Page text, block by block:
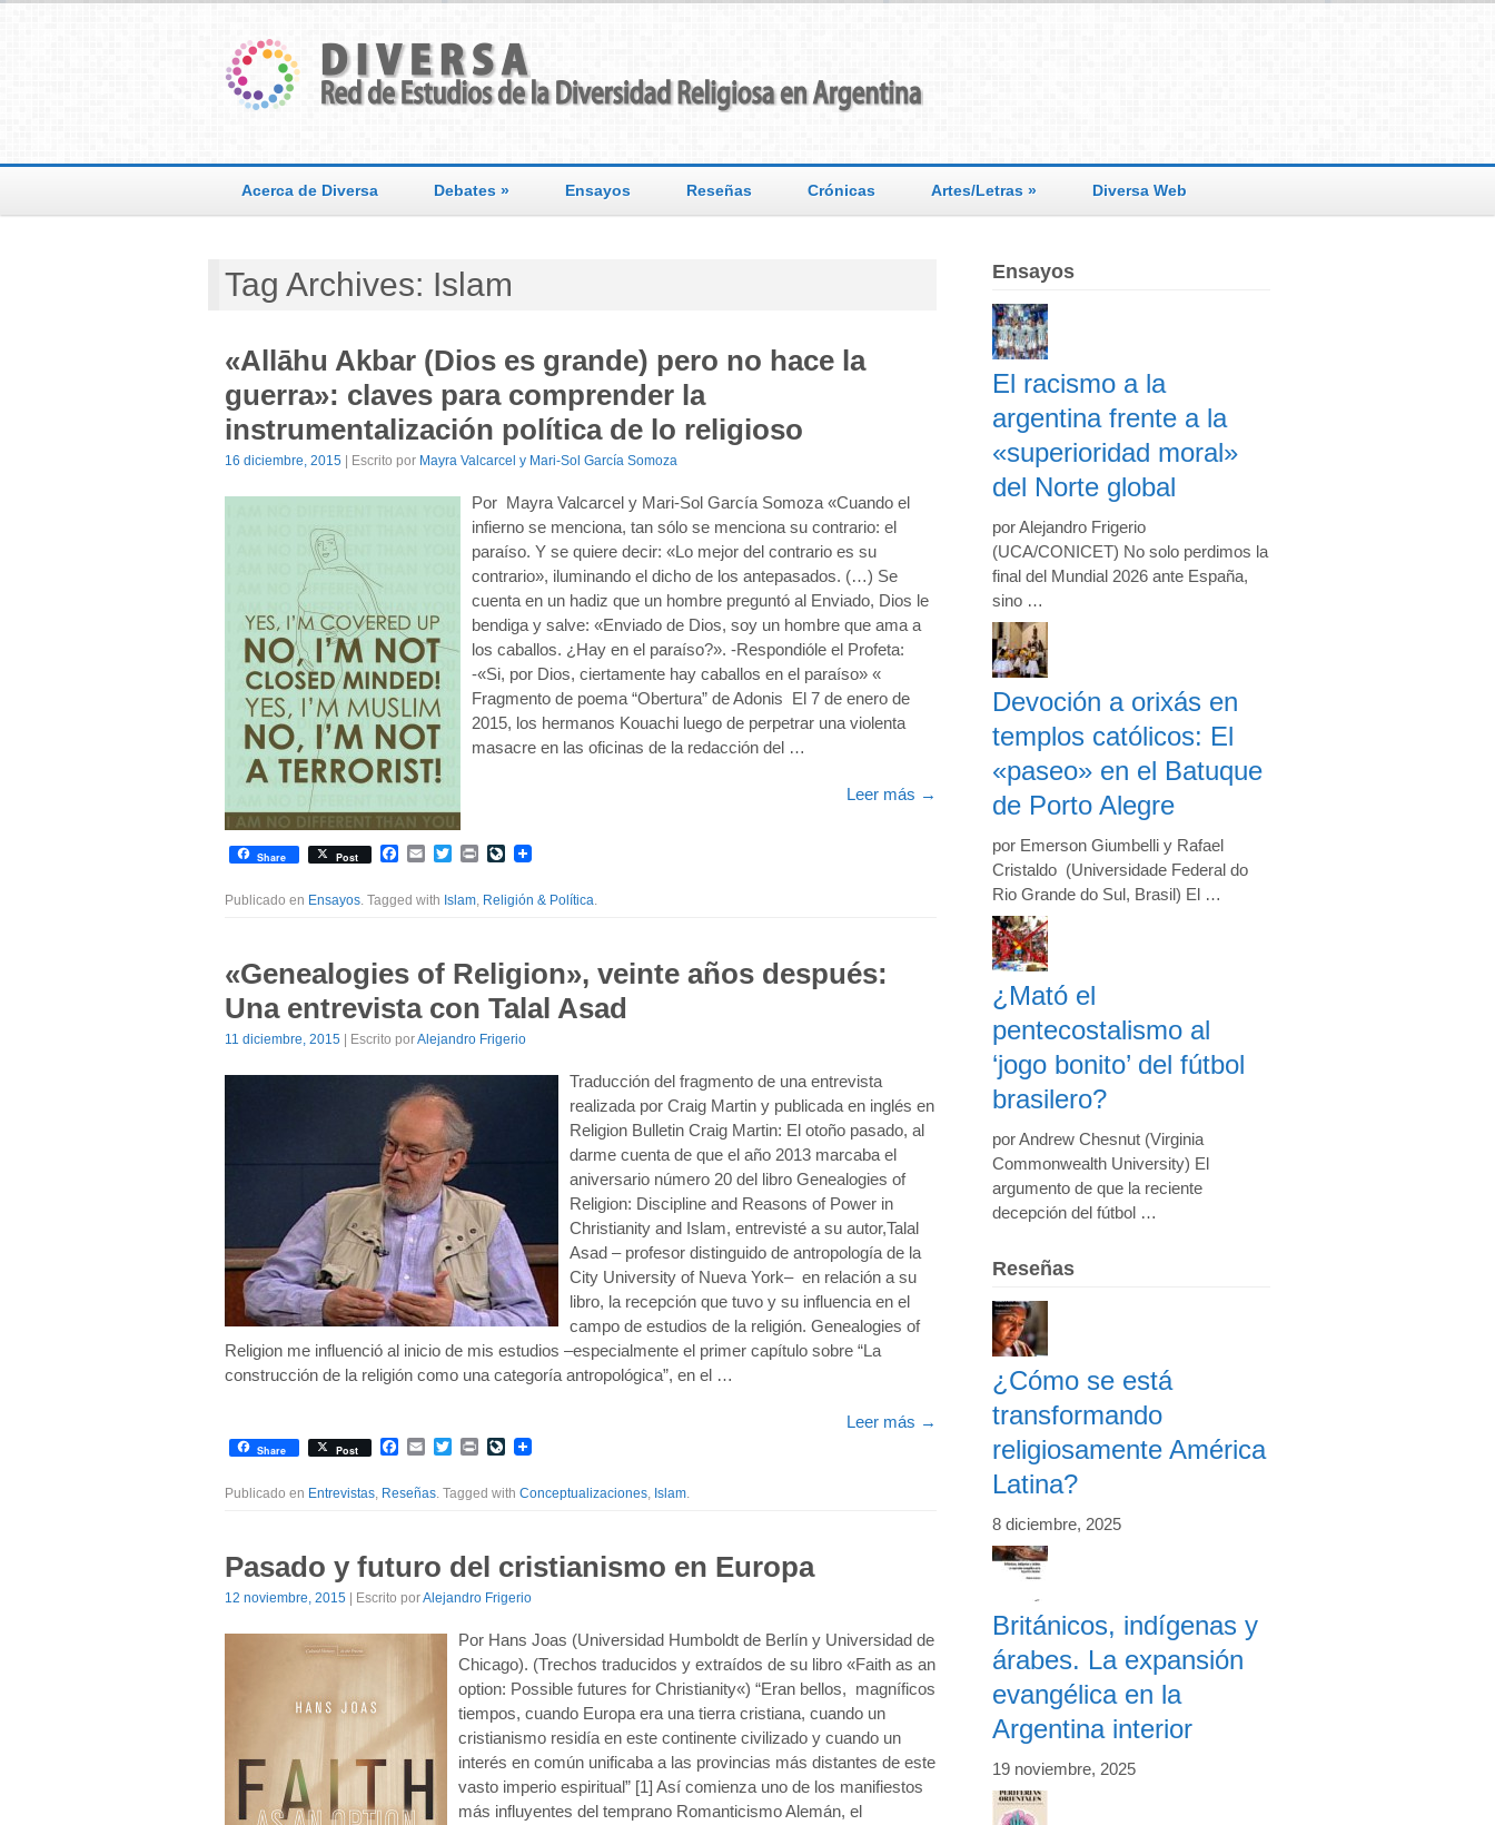
Acerca de Diversa Debates » Ensayos Reseñas Crónicas Artes/Letras » Diversa Web
Tag Archives: Islam
«Allāhu Akbar (Dios es grande) pero no hace la
guerra»: claves para comprender la
instrumentalización política de lo religioso
16 diciembre, 2015 | Escrito por Mayra Valcarcel y Mari-Sol García Somoza
Por Mayra Valcarcel y Mari-Sol García Somoza «Cuando el
infierno se menciona, tan sólo se menciona su contrario: el
paraíso. Y se quiere decir: «Lo mejor del contrario es su
contrario», iluminando el dicho de los antepasados. (…) Se
cuenta en un hadiz que un hombre preguntó al Enviado, Dios le
bendiga y salve: «Enviado de Dios, soy un hombre que ama a
los caballos. ¿Hay en el paraíso?». -Respondióle el Profeta:
-«Si, por Dios, ciertamente hay caballos en el paraíso» «
Fragmento de poema “Obertura” de Adonis El 7 de enero de
2015, los hermanos Kouachi luego de perpetrar una violenta
masacre en las oficinas de la redacción del …
Leer más →
Share Post Facebook
EmailTwitterPrintLiveJournal
Publicado en Ensayos. Tagged with Islam, Religión & Política.
«Genealogies of Religion», veinte años después:
Una entrevista con Talal Asad
11 diciembre, 2015 | Escrito porAlejandro Frigerio
Traducción del fragmento de una entrevista
realizada por Craig Martin y publicada en inglés en
Religion Bulletin Craig Martin: El otoño pasado, al
darme cuenta de que el año 2013 marcaba el
aniversario número 20 del libro Genealogies of
Religion: Discipline and Reasons of Power in
Christianity and Islam, entrevisté a su autor,Talal
Asad – profesor distinguido de antropología de la
City University of Nueva York– en relación a su
libro, la recepción que tuvo y su influencia en el
campo de estudios de la religión. Genealogies of
Religion me influenció al inicio de mis estudios –especialmente el primer capítulo sobre “La
construcción de la religión como una categoría antropológica”, en el …
Leer más →
Share Post Facebook
EmailTwitterPrintLiveJournal
Publicado en Entrevistas, Reseñas. Tagged with Conceptualizaciones, Islam.
Pasado y futuro del cristianismo en Europa
12 noviembre, 2015 | Escrito porAlejandro Frigerio
Por Hans Joas (Universidad Humboldt de Berlín y Universidad de
Chicago). (Trechos traducidos y extraídos de su libro «Faith as an
option: Possible futures for Christianity«) “Eran bellos, magníficos
tiempos, cuando Europa era una tierra cristiana, cuando un
cristianismo residía en este continente civilizado y cuando un
interés en común unificaba a las provincias más distantes de este
vasto imperio espiritual” [1] Así comienza uno de los manifiestos
más influyentes del temprano Romanticismo Alemán, el
Ensayos
El racismo a la
argentina frente a la
«superioridad moral»
del Norte global
por Alejandro Frigerio
(UCA/CONICET) No solo perdimos la
final del Mundial 2026 ante España,
sino …
Devoción a orixás en
templos católicos: El
«paseo» en el Batuque
de Porto Alegre
por Emerson Giumbelli y Rafael
Cristaldo (Universidade Federal do
Rio Grande do Sul, Brasil) El …
¿Mató el
pentecostalismo al
‘jogo bonito’ del fútbol
brasilero?
por Andrew Chesnut (Virginia
Commonwealth University) El
argumento de que la reciente
decepción del fútbol …
Reseñas
¿Cómo se está
transformando
religiosamente América
Latina?
8 diciembre, 2025
Británicos, indígenas y
árabes. La expansión
evangélica en la
Argentina interior
19 noviembre, 2025